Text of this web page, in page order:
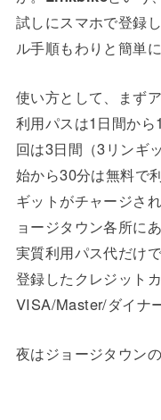
試しにスマホで登録
ル手順もわりと簡単
使い方として、まず
利用パスは1日間か
回は3日間（3リンギ
始から30分は無料で
ギットがチャージさ
ョージタウン各所に
実質利用パス代だけ
登録したクレジット
VISA/Master/ダイナ
夜はジョージタウン